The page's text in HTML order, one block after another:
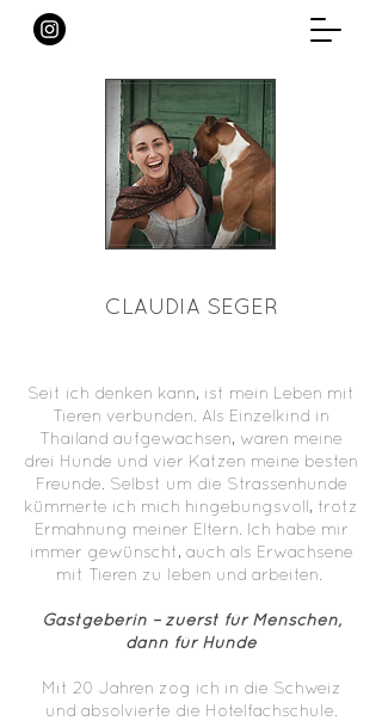
Seit ich denken kann, ist mein Leben mit
Tieren verbunden. Als Einzelkind in
Thailand aufgewachsen, waren meine
drei Hunde und vier Katzen meine besten
Freunde. Selbst um die Strassenhunde
kümmerte ich mich hingebungsvoll, trotz
Ermahnung meiner Eltern. Ich habe mir
immer gewünscht, auch als Erwachsene
mit Tieren zu leben und arbeiten.
Gastgeberin – zuerst für Menschen,
dann für Hunde
Mit 20 Jahren zog ich in die Schweiz
und absolvierte die Hotelfachschule.
CLAUDIA SEGER